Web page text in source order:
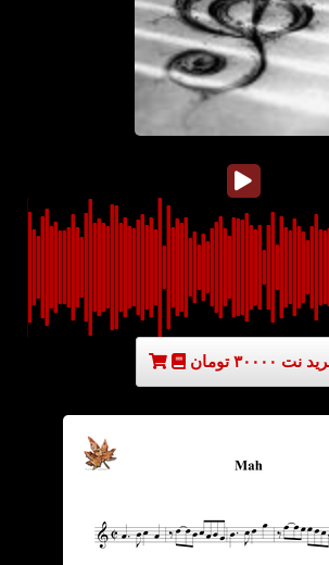
نت ۳۰۰۰۰ تومان